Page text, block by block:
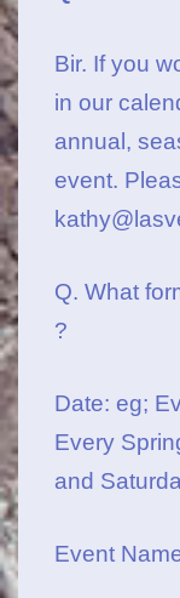
Bir. If you
in our
annual,
event.
Q. What
?
Date: eg;
Every
and
Event